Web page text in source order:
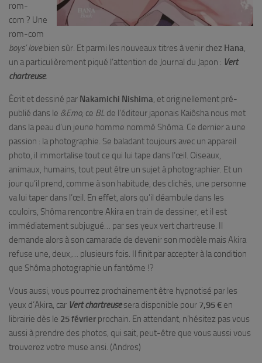
rom-
com ? Une
rom-com
boys’ lovebien sûr. Et parmi les nouveaux titres à venir chez Hana,
un a particulièrement piqué l’attention de Journal du Japon : Vert
chartreuse.
Écrit et dessiné par Nakamichi Nishima, et originellement pré-
publié dans le &Emo, ce BL de l’éditeur japonais Kaiôsha nous met
dans la peau d’un jeune homme nommé Shôma. Ce dernier a une
passion : la photographie. Se baladant toujours avec un appareil
photo, il immortalise tout ce qui lui tape dans l’œil. Oiseaux,
animaux, humains, tout peut être un sujet à photographier. Et un
jour qu’il prend, comme à son habitude, des clichés, une personne
va lui taper dans l’œil. En effet, alors qu’il déambule dans les
couloirs, Shôma rencontre Akira en train de dessiner, et il est
immédiatement subjugué… par ses yeux vert chartreuse. Il
demande alors à son camarade de devenir son modèle mais Akira
refuse une, deux,… plusieurs fois. Il finit par accepter à la condition
que Shôma photographie un fantôme !?
Vous aussi, vous pourrez prochainement être hypnotisé par les
yeux d’Akira, car Vert chartreusesera disponible pour 7,95 € en
librairie dès le 25 février prochain. En attendant, n’hésitez pas vous
aussi à prendre des photos, qui sait, peut-être que vous aussi vous
trouverez votre muse ainsi. (Andres)